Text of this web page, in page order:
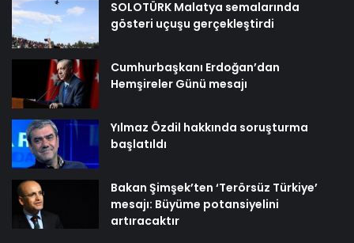
SOLOTÜRK Malatya semalarında
gösteri uçuşu gerçekleştirdi
Cumhurbaşkanı Erdoğan’dan
Hemşireler Günü mesajı
Yılmaz Özdil hakkında soruşturma
başlatıldı
Bakan Şimşek’ten ‘Terörsüz Türkiye’
mesajı: Büyüme potansiyelini
artıracaktır